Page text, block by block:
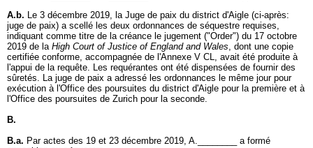
A.b. Le 3 décembre 2019, la Juge de paix du district d'Aigle (ci-après:
juge de paix) a scellé les deux ordonnances de séquestre requises,
indiquant comme titre de la créance le jugement ("Order") du 17 octobre
2019 de la High Court of Justice of England and Wales, dont une copie
certifiée conforme, accompagnée de l'Annexe V CL, avait été produite à
l'appui de la requête. Les requérantes ont été dispensées de fournir des
sûretés. La juge de paix a adressé les ordonnances le même jour pour
exécution à l'Office des poursuites du district d'Aigle pour la première et à
l'Office des poursuites de Zurich pour la seconde.
B.
B.a. Par actes des 19 et 23 décembre 2019, A.________ a formé